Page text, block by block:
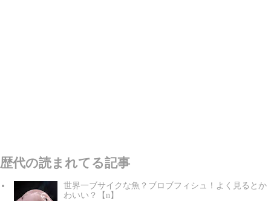
歴代の読まれてる記事
世界一ブサイクな魚？ブロブフィシュ！よく見るとか
わいい？【n】